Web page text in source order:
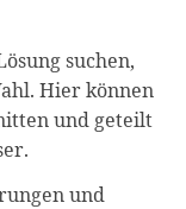
suchen,
Hier können
und geteilt
und